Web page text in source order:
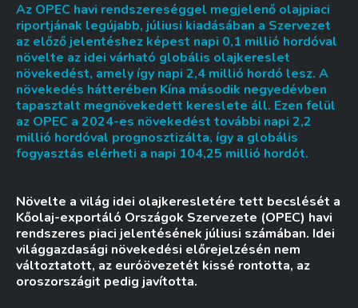
Az OPEC havi rendszereséggel megjelenő olajpiaci
riportjának legújabb, júliusi kiadásában a Szervezet
az előző jelentéshez képest napi 0,1 millió hordóval
növelte az idei várható globális olajkereslet
növekedést, amely így napi 2,4 millió hordó lesz. A
növekedés hátterében Kína második negyedévben
tapasztalt megnövekedett kereslete áll. Ezen felül
az OPEC a 2024-es növekedést további napi 2,2
millió hordóval prognosztizálta, így a globális
fogyasztás elérheti a napi 104,25 millió hordót.
Növelte a világ idei olajkeresletére tett becslését a
Kőolaj-exportáló Országok Szervezete (OPEC) havi
rendszeres piaci jelentésének júliusi számában. Idei
világgazdasági növekedési előrejelzésén nem
változtatott, az euróövezetét kissé rontotta, az
oroszországit pedig javította.